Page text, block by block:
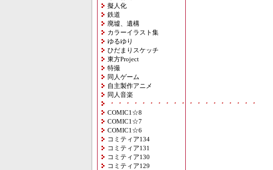
擬人化
鉄道
廃墟、遺構
カラーイラスト集
ゆるゆり
ひだまりスケッチ
東方Project
特撮
同人ゲーム
自主製作アニメ
同人音楽
・・・・・・・・・・・・・・・・・・・
COMIC1☆8
COMIC1☆7
COMIC1☆6
コミティア134
コミティア131
コミティア130
コミティア129